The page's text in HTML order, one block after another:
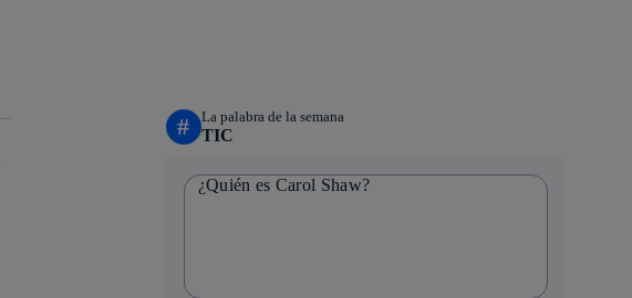
# La palabra de la semana
TIC
¿Quién es Carol Shaw?